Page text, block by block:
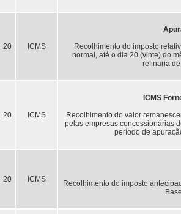
20 ICMS
Recolhimento do imposto
normal, até o dia 20 (vinte) do
refinaria
20 ICMS
ICMS
Recolhimento do valor
pelas empresas concessionárias
período de
20 ICMS
Recolhimento do imposto